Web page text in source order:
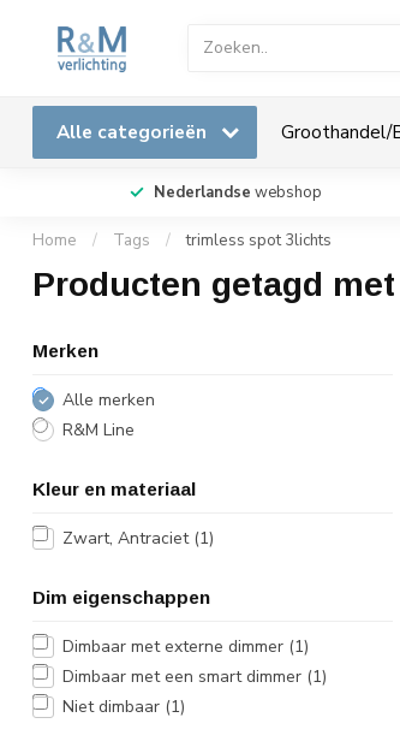
Alle categorieën Groothandel/
Nederlandse webshop
Home / Tags / trimless spot 3lichts
Producten getagd
Merken
Alle merken
R&M Line
Kleur en materiaal
Zwart, Antraciet (1)
Dim eigenschappen
Dimbaar met externe dimmer (1)
Dimbaar met een smart dimmer (1)
Niet dimbaar (1)